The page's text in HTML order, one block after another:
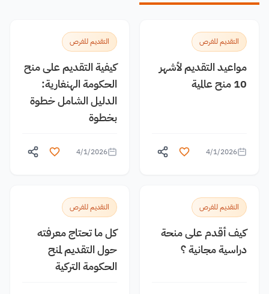
التقديم للفرص
مواعيد التقديم لأشهر
10 منح عالمية
4/1/2026
التقديم للفرص
كيفية التقديم على منح
الحكومة الهنغارية:
الدليل الشامل خطوة
بخطوة
4/1/2026
التقديم للفرص
كيف أقدم على منحة
دراسية مجانية ؟
التقديم للفرص
كل ما تحتاج معرفته
حول التقديم لمنح
الحكومة التركية